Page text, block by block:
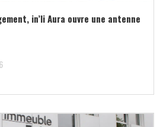
in’li Aura ouvre une antenne